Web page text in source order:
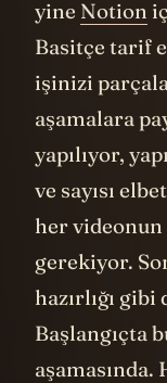
yine Notion
Basitçe tarif
işinizi
aşamalara
yapılıyor,
ve sayısı
her videonun
gerekiyor.
hazırlığı
Başlangıçta